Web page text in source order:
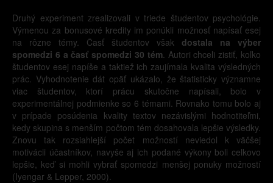
Druhý experiment zrealizovali v triede študentov psychológie.
Výmenou za bonusové kredity im ponúkli možnosť napísať esej
na rôzne témy. Časť študentov však dostala na výber
spomedzi 6 a časť spomedzi 30 tém. Autori chceli zistiť, koľko
študentov esej napíše a taktiež ich zaujímala kvalita výsledných
prác. Vyhodnotenie dát opäť ukázalo, že štatisticky významne
viac študentov, ktorí prácu skutočne napísali, bolo v
experimentálnej podmienke so 6 témami. Rovnako tomu bolo aj
v prípade posúdenia kvality textov nezávislými hodnotiteľmi,
kedy skupina s menším počtom tém dosahovala lepšie výsledky.
Znovu tak rozsiahlejší počet možností neviedol k väčšej
motivácii účastníkov, navyše aj ich podané výkony boli celkovo
lepšie, keď si mohli vybrať spomedzi menšej ponuky možností
(Iyengar & Lepper, 2000).